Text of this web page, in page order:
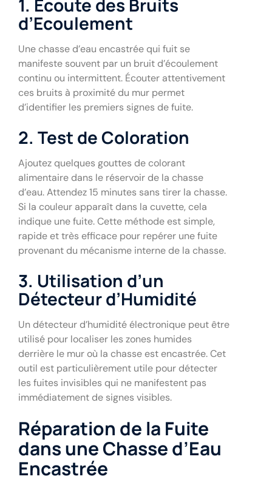
1. Écoute des Bruits
d’Ecoulement
Une chasse d’eau encastrée qui fuit se
manifeste souvent par un bruit d’écoulement
continu ou intermittent. Écouter attentivement
ces bruits à proximité du mur permet
d’identifier les premiers signes de fuite.
2. Test de Coloration
Ajoutez quelques gouttes de colorant
alimentaire dans le réservoir de la chasse
d’eau. Attendez 15 minutes sans tirer la chasse.
Si la couleur apparaît dans la cuvette, cela
indique une fuite. Cette méthode est simple,
rapide et très efficace pour repérer une fuite
provenant du mécanisme interne de la chasse.
3. Utilisation d’un
Détecteur d’Humidité
Un détecteur d’humidité électronique peut être
utilisé pour localiser les zones humides
derrière le mur où la chasse est encastrée. Cet
outil est particulièrement utile pour détecter
les fuites invisibles qui ne manifestent pas
immédiatement de signes visibles.
Réparation de la Fuite
dans une Chasse d’Eau
Encastrée